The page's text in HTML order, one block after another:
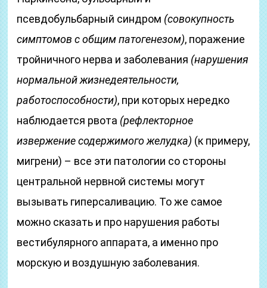
псевдобульбарный синдром (совокупность
симптомов с общим патогенезом), поражение
тройничного нерва и заболевания (нарушения
нормальной жизнедеятельности,
работоспособности), при которых нередко
наблюдается рвота (рефлекторное
извержение содержимого желудка) (к примеру,
мигрени) – все эти патологии со стороны
центральной нервной системы могут
вызывать гиперсаливацию. То же самое
можно сказать и про нарушения работы
вестибулярного аппарата, а именно про
морскую и воздушную заболевания.